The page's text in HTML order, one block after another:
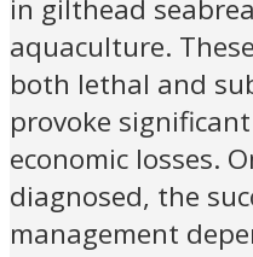
in gilthead
aquaculture.
both lethal and
provoke
economic losses.
diagnosed, the
management